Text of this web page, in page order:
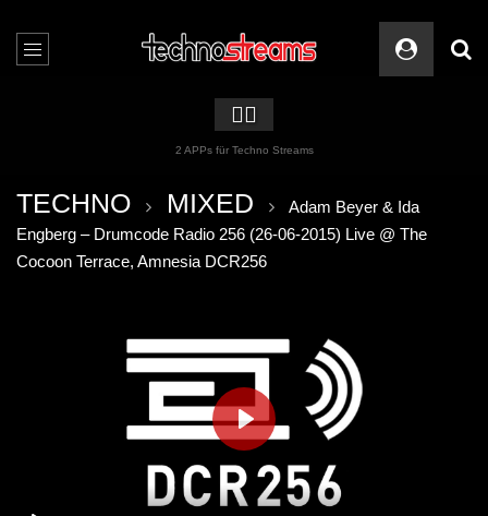
🏳️‍🌈
2 APPs für Techno Streams
TECHNO MIXED
Adam Beyer & Ida
Engberg – Drumcode Radio 256 (26-06-2015) Live @ The
Cocoon Terrace, Amnesia DCR256
PLAY